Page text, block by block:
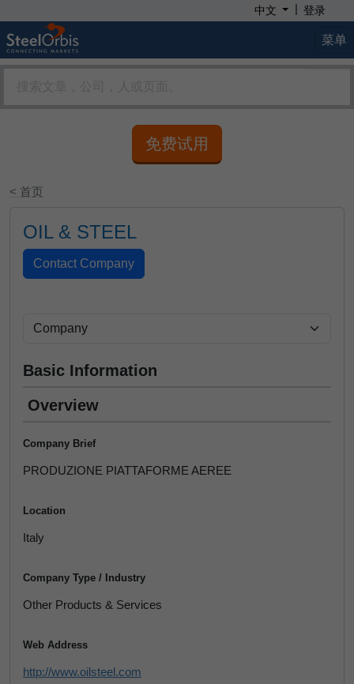
中文 | 登录
菜单
免费试用
< 首页
OIL & STEEL
Basic Information
Overview
Company Brief
PRODUZIONE PIATTAFORME AEREE
Location
Italy
Company Type / Industry
Other Products & Services
Web Address
http://www.oilsteel.com